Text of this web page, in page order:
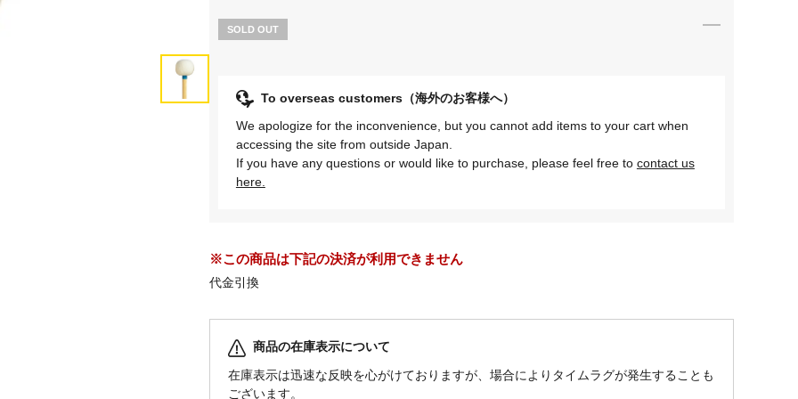
SOLD OUT
To overseas customers（海外のお客様へ）
We apologize for the inconvenience, but you cannot add items to your cart when
accessing the site from outside Japan.
If you have any questions or would like to purchase, please feel free to contact us
here.
※この商品は下記の決済が利用できません
代金引換
商品の在庫表示について
在庫表示は迅速な反映を心がけておりますが、場合によりタイムラグが発生することも
ございます。